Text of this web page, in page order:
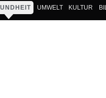
UMWELT KULTUR